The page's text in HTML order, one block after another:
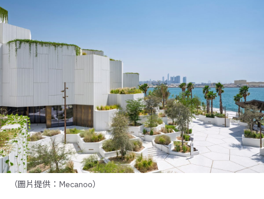
（圖片提供：Mecanoo）